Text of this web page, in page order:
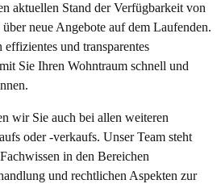
aktuellen Stand der Verfügbarkeit von
neue Angebote auf dem Laufenden.
und transparentes
Sie Ihren Wohntraum schnell und
wir Sie auch bei allen weiteren
oder -verkaufs. Unser Team steht
in den Bereichen
und rechtlichen Aspekten zur